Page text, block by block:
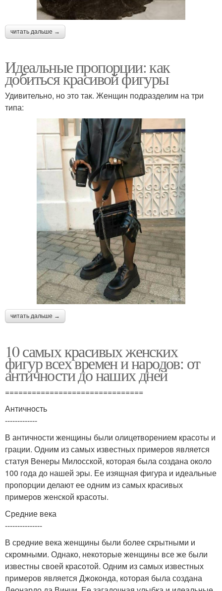
читать дальше →
Идеальные пропорции: как
добиться красивой фигуры
Удивительно, но это так. Женщин подразделим на три
типа:
читать дальше →
10 самых красивых женских
фигур всех времен и народов: от
античности до наших дней
===============================
Античность
-------------
В античности женщины были олицетворением красоты и
грации. Одним из самых известных примеров является
статуя Венеры Милосской, которая была создана около
100 года до нашей эры. Ее изящная фигура и идеальные
пропорции делают ее одним из самых красивых
примеров женской красоты.
Средние века
---------------
В средние века женщины были более скрытными и
скромными. Однако, некоторые женщины все же были
известны своей красотой. Одним из самых известных
примеров является Джоконда, которая была создана